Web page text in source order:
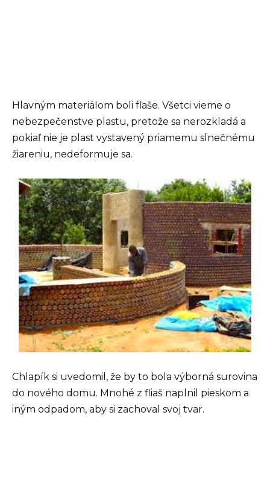
Hlavným materiálom boli fľaše. Všetci vieme o
nebezpečenstve plastu, pretože sa nerozkladá a
pokiaľ nie je plast vystavený priamemu slnečnému
žiareniu, nedeformuje sa.
Chlapík si uvedomil, že by to bola výborná surovina
do nového domu. Mnohé z fliaš naplnil pieskom a
iným odpadom, aby si zachoval svoj tvar.